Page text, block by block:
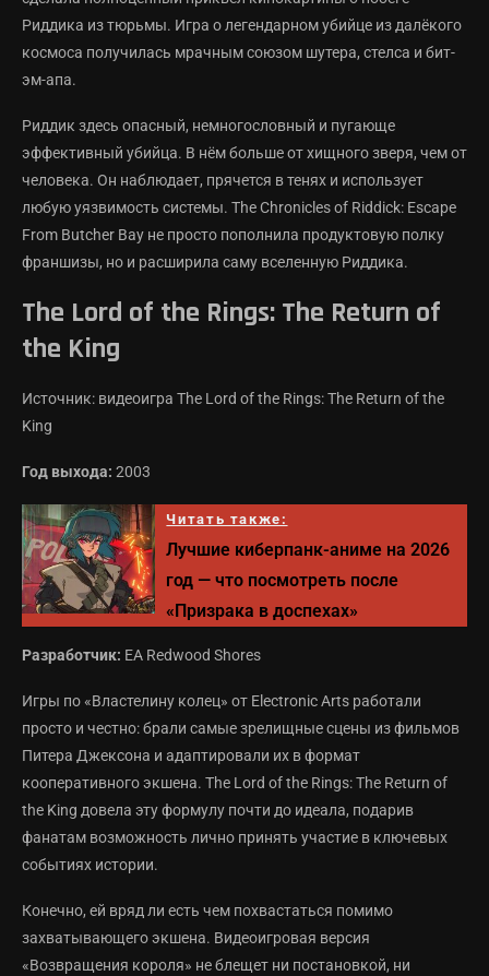
Риддика из тюрьмы. Игра о легендарном убийце из далёкого
космоса получилась мрачным союзом шутера, стелса и бит-
эм-апа.
Риддик здесь опасный, немногословный и пугающе
эффективный убийца. В нём больше от хищного зверя, чем от
человека. Он наблюдает, прячется в тенях и использует
любую уязвимость системы. The Chronicles of Riddick: Escape
From Butcher Bay не просто пополнила продуктовую полку
франшизы, но и расширила саму вселенную Риддика.
The Lord of the Rings: The Return of
the King
Источник: видеоигра The Lord of the Rings: The Return of the
King
Год выхода: 2003
Читать также:
Лучшие киберпанк-аниме на 2026
год — что посмотреть после
«Призрака в доспехах»
Разработчик: EA Redwood Shores
Игры по «Властелину колец» от Electronic Arts работали
просто и честно: брали самые зрелищные сцены из фильмов
Питера Джексона и адаптировали их в формат
кооперативного экшена. The Lord of the Rings: The Return of
the King довела эту формулу почти до идеала, подарив
фанатам возможность лично принять участие в ключевых
событиях истории.
Конечно, ей вряд ли есть чем похвастаться помимо
захватывающего экшена. Видеоигровая версия
«Возвращения короля» не блещет ни постановкой, ни